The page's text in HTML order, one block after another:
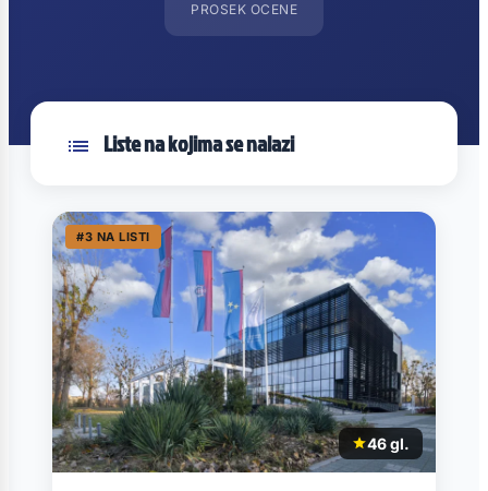
PROSEK OCENE
Liste na kojima se nalazi
#3 NA LISTI
46 gl.